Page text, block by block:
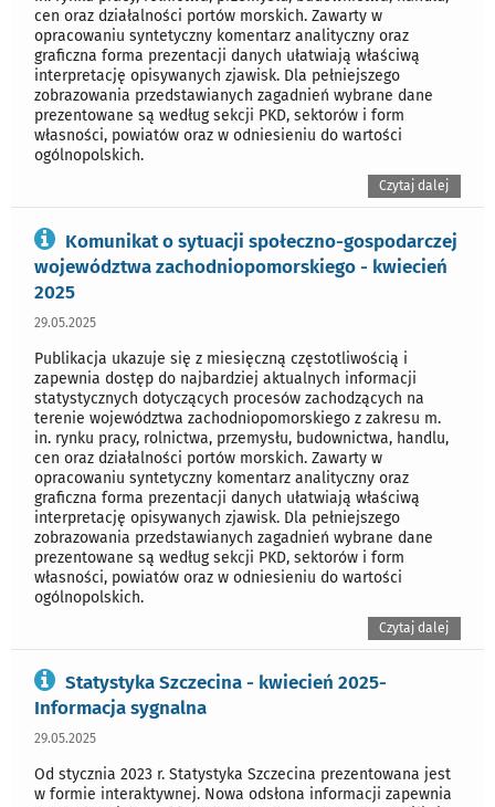
cen oraz działalności portów morskich. Zawarty w
opracowaniu syntetyczny komentarz analityczny oraz
graficzna forma prezentacji danych ułatwiają właściwą
interpretację opisywanych zjawisk. Dla pełniejszego
zobrazowania przedstawianych zagadnień wybrane dane
prezentowane są według sekcji PKD, sektorów i form
własności, powiatów oraz w odniesieniu do wartości
ogólnopolskich.
Czytaj dalej
Komunikat o sytuacji społeczno-gospodarczej
województwa zachodniopomorskiego - kwiecień
2025
29.05.2025
Publikacja ukazuje się z miesięczną częstotliwością i
zapewnia dostęp do najbardziej aktualnych informacji
statystycznych dotyczących procesów zachodzących na
terenie województwa zachodniopomorskiego z zakresu m.
in. rynku pracy, rolnictwa, przemysłu, budownictwa, handlu,
cen oraz działalności portów morskich. Zawarty w
opracowaniu syntetyczny komentarz analityczny oraz
graficzna forma prezentacji danych ułatwiają właściwą
interpretację opisywanych zjawisk. Dla pełniejszego
zobrazowania przedstawianych zagadnień wybrane dane
prezentowane są według sekcji PKD, sektorów i form
własności, powiatów oraz w odniesieniu do wartości
ogólnopolskich.
Czytaj dalej
Statystyka Szczecina - kwiecień 2025-
Informacja sygnalna
29.05.2025
Od stycznia 2023 r. Statystyka Szczecina prezentowana jest
w formie interaktywnej. Nowa odsłona informacji zapewnia